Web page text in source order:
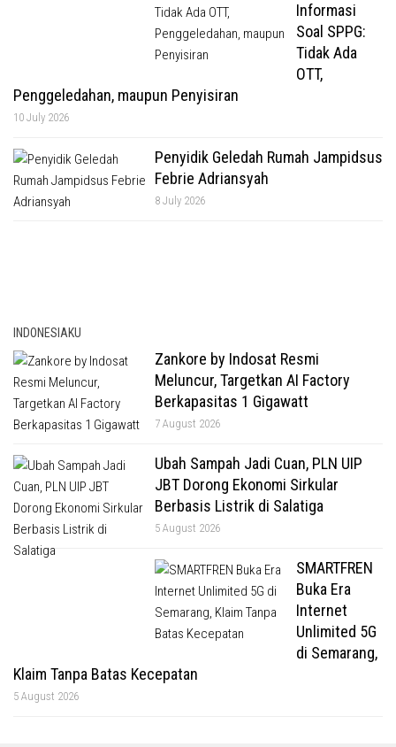
Informasi
Soal SPPG:
Tidak Ada
OTT,
Penggeledahan, maupun Penyisiran
10 July 2026
Penyidik Geledah Rumah Jampidsus
Febrie Adriansyah
8 July 2026
INDONESIAKU
Zankore by Indosat Resmi
Meluncur, Targetkan AI Factory
Berkapasitas 1 Gigawatt
7 August 2026
Ubah Sampah Jadi Cuan, PLN UIP
JBT Dorong Ekonomi Sirkular
Berbasis Listrik di Salatiga
5 August 2026
SMARTFREN
Buka Era
Internet
Unlimited 5G
di Semarang,
Klaim Tanpa Batas Kecepatan
5 August 2026